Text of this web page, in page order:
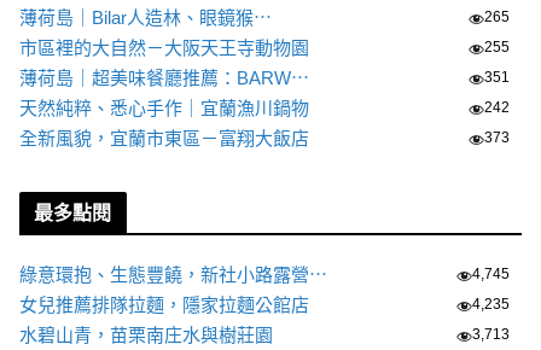
薄荷島｜Bilar人造林、眼鏡猴⋯ 265
市區裡的大自然－大阪天王寺動物園 255
薄荷島｜超美味餐廳推薦：BARW⋯ 351
天然純粹、悉心手作｜宜蘭漁川鍋物 242
全新風貌，宜蘭市東區－富翔大飯店 373
最多點閱
綠意環抱、生態豐饒，新社小路露營⋯ 4,745
女兒推薦排隊拉麵，隱家拉麵公館店 4,235
水碧山青，苗栗南庄水與樹莊園 3,713